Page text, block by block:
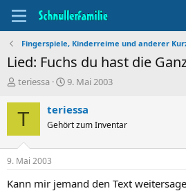
Fingerspiele, Kinderreime und anderer
Lied: Fuchs du hast die
T
e
m
n
s
t
a
teriessa
B
g
n
a
t
9. Mai 2003
T teriessa
Gehört zum Inventar
9. Mai 2003
Kann mir jemand den Text